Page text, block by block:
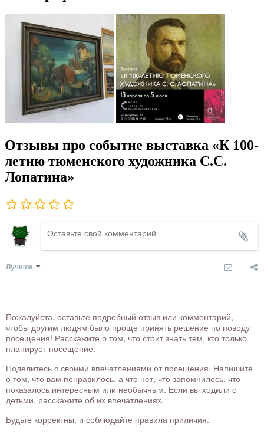
Отзывы про событие выставка «К 100-
летию тюменского художника С.С.
Лопатина»
Лучшие
Пожалуйста, оставьте подробный отзыв или комментарий,
чтобы другим людям было проще принять решение по поводу
посещения! Расскажите о том, что стоит знать тем, кто только
планирует посещение.
Поделитесь с своими впечатлениями от посещения. Напишите
о том, что вам понравилось, а что нет, что запомнилось, что
показалось интересным или необычным. Если вы ходили с
детьми, расскажите об их впечатлениях.
Будьте корректны, и соблюдайте правила приличия.